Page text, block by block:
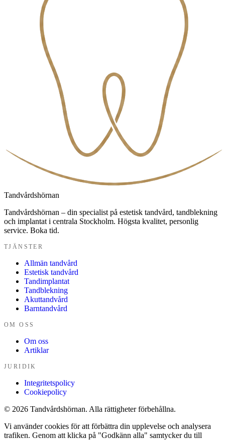
Tandvårdshörnan
Tandvårdshörnan – din specialist på estetisk tandvård, tandblekning
och implantat i centrala Stockholm. Högsta kvalitet, personlig
service. Boka tid.
TJÄNSTER
Allmän tandvård
Estetisk tandvård
Tandimplantat
Tandblekning
Akuttandvård
Barntandvård
OM OSS
Om oss
Artiklar
JURIDIK
Integritetspolicy
Cookiepolicy
© 2026 Tandvårdshörnan. Alla rättigheter förbehållna.
Vi använder cookies för att förbättra din upplevelse och analysera
trafiken. Genom att klicka på "Godkänn alla" samtycker du till